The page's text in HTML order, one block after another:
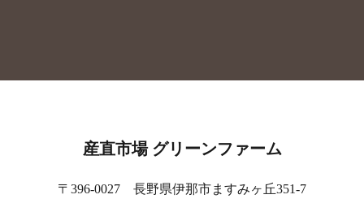
産直市場 グリーンファーム
〒396-0027 長野県伊那市ますみヶ丘351-7